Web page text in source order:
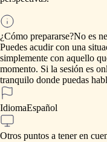
¿Cómo prepararse?No es
Puedes acudir con una
simplemente con aquello
momento. Si la sesión es
tranquilo donde puedas
IdiomaEspañol
Otros puntos a tener en